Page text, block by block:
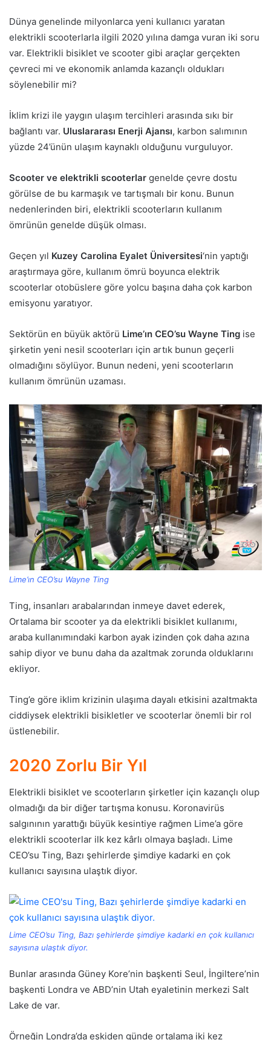
Dünya genelinde milyonlarca yeni kullanıcı yaratan
elektrikli scooterlarla ilgili 2020 yılına damga vuran iki soru
var. Elektrikli bisiklet ve scooter gibi araçlar gerçekten
çevreci mi ve ekonomik anlamda kazançlı oldukları
söylenebilir mi?
İklim krizi ile yaygın ulaşım tercihleri arasında sıkı bir
bağlantı var. Uluslararası Enerji Ajansı, karbon salımının
yüzde 24’ünün ulaşım kaynaklı olduğunu vurguluyor.
Scooter ve elektrikli scooterlar genelde çevre dostu
görülse de bu karmaşık ve tartışmalı bir konu. Bunun
nedenlerinden biri, elektrikli scooterların kullanım
ömrünün genelde düşük olması.
Geçen yıl Kuzey Carolina Eyalet Üniversitesi‘nin yaptığı
araştırmaya göre, kullanım ömrü boyunca elektrik
scooterlar otobüslere göre yolcu başına daha çok karbon
emisyonu yaratıyor.
Sektörün en büyük aktörü Lime’ın CEO’su Wayne Ting ise
şirketin yeni nesil scooterları için artık bunun geçerli
olmadığını söylüyor. Bunun nedeni, yeni scooterların
kullanım ömrünün uzaması.
Lime’ın CEO’su Wayne Ting
Ting, insanları arabalarından inmeye davet ederek,
Ortalama bir scooter ya da elektrikli bisiklet kullanımı,
araba kullanımındaki karbon ayak izinden çok daha azına
sahip diyor ve bunu daha da azaltmak zorunda olduklarını
ekliyor.
Ting’e göre iklim krizinin ulaşıma dayalı etkisini azaltmakta
ciddiysek elektrikli bisikletler ve scooterlar önemli bir rol
üstlenebilir.
2020 Zorlu Bir Yıl
Elektrikli bisiklet ve scooterların şirketler için kazançlı olup
olmadığı da bir diğer tartışma konusu. Koronavirüs
salgınının yarattığı büyük kesintiye rağmen Lime’a göre
elektrikli scooterlar ilk kez kârlı olmaya başladı. Lime
CEO’su Ting, Bazı şehirlerde şimdiye kadarki en çok
kullanıcı sayısına ulaştık diyor.
Lime CEO’su Ting, Bazı şehirlerde şimdiye kadarki en çok kullanıcı
sayısına ulaştık diyor.
Bunlar arasında Güney Kore’nin başkenti Seul, İngiltere’nin
başkenti Londra ve ABD’nin Utah eyaletinin merkezi Salt
Lake de var.
Örneğin Londra’da eskiden günde ortalama iki kez